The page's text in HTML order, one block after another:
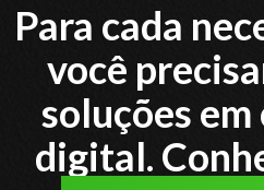
Para cada
você
soluções
digital.